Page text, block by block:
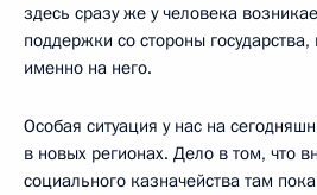
здесь сразу же у человека
поддержки со стороны
именно на него.
Особая ситуация у нас на
в новых регионах. Дело в том, что
социального казначейства там